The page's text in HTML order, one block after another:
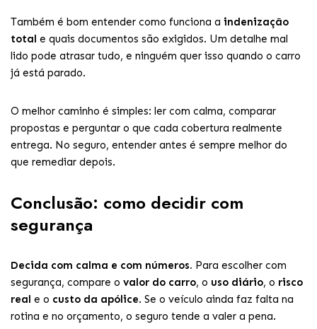
Também é bom entender como funciona a indenização
total e quais documentos são exigidos. Um detalhe mal
lido pode atrasar tudo, e ninguém quer isso quando o carro
já está parado.
O melhor caminho é simples: ler com calma, comparar
propostas e perguntar o que cada cobertura realmente
entrega. No seguro, entender antes é sempre melhor do
que remediar depois.
Conclusão: como decidir com
segurança
Decida com calma e com números. Para escolher com
segurança, compare o valor do carro, o uso diário, o risco
real e o custo da apólice. Se o veículo ainda faz falta na
rotina e no orçamento, o seguro tende a valer a pena.